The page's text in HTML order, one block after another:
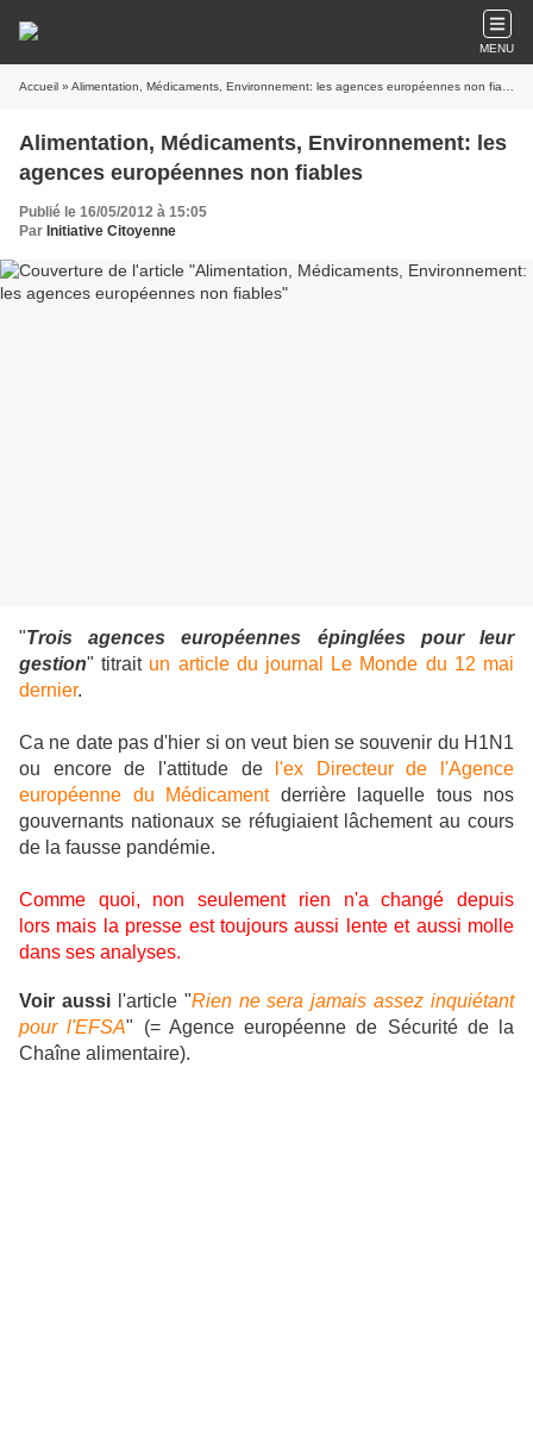
MENU
Accueil » Alimentation, Médicaments, Environnement: les agences européennes non fiables
Alimentation, Médicaments, Environnement: les
agences européennes non fiables
Publié le 16/05/2012 à 15:05
Par Initiative Citoyenne
"Trois agences européennes épinglées pour leur
gestion" titrait un article du journal Le Monde du 12 mai
dernier.
Ca ne date pas d'hier si on veut bien se souvenir du H1N1
ou encore de l'attitude de
l'ex Directeur de l'Agence
européenne du Médicamentderrière laquelle tous nos
gouvernants nationaux se réfugiaient lâchement au cours
de la fausse pandémie.
Comme quoi, non seulement rien n'a changé depuis
lors mais la presse est toujours aussi lente et aussi molle
dans ses analyses.
Voir aussil'article "Rien ne sera jamais assez inquiétant
pour l'EFSA" (= Agence européenne de Sécurité de la
Chaîne alimentaire).